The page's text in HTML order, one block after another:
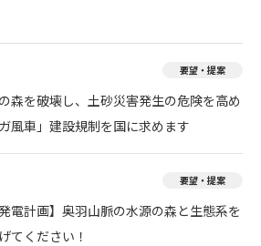
要望・提案
森を破壊し、土砂災害発生の危険を高め
風車」建設規制を国に求めます
要望・提案
電計画】奥羽山脈の水源の森と生態系を
てください！